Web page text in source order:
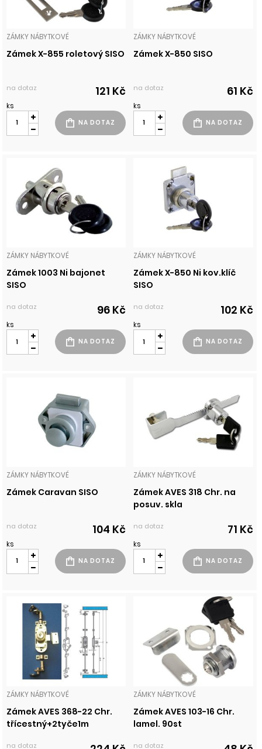
ZÁMKY NÁBYTKOVÉ
Zámek X-855 roletový SISO
na dotaz 121 Kč
ks
ZÁMKY NÁBYTKOVÉ
Zámek X-850 SISO
na dotaz 61 Kč
ks
ZÁMKY NÁBYTKOVÉ
Zámek 1003 Ni bajonet
SISO
na dotaz 96 Kč
ks
ZÁMKY NÁBYTKOVÉ
Zámek X-850 Ni kov.klíč
SISO
na dotaz 102 Kč
ks
ZÁMKY NÁBYTKOVÉ
Zámek Caravan SISO
na dotaz 104 Kč
ks
ZÁMKY NÁBYTKOVÉ
Zámek AVES 318 Chr. na
posuv. skla
na dotaz 71 Kč
ks
ZÁMKY NÁBYTKOVÉ
Zámek AVES 368-22 Chr.
třícestný+2tyče1m
na dotaz
ZÁMKY NÁBYTKOVÉ
Zámek AVES 103-16 Chr.
lamel. 90st
na dotaz